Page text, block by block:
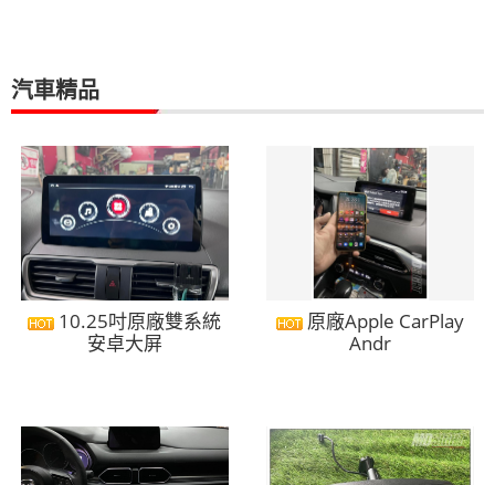
汽車精品
10.25吋原廠雙系統
安卓大屏
原廠Apple CarPlay
Andr